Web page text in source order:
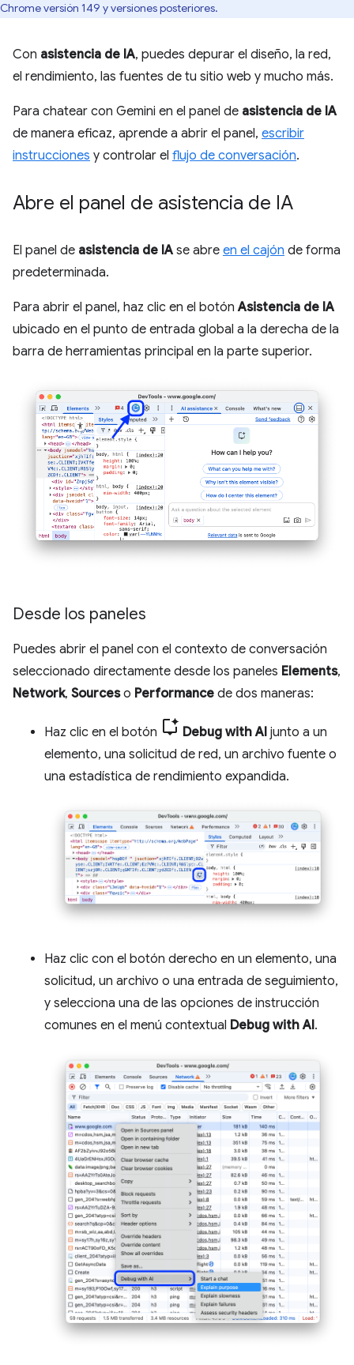
Chrome versión 149 y versiones posteriores.
Con asistencia de IA, puedes depurar el diseño, la red,
el rendimiento, las fuentes de tu sitio web y mucho más.
Para chatear con Gemini en el panel de asistencia de IA
de manera eficaz, aprende a abrir el panel, escribir
instrucciones y controlar el flujo de conversación.
Abre el panel de asistencia de IA
El panel de asistencia de IA se abre en el cajón de forma
predeterminada.
Para abrir el panel, haz clic en el botónAsistencia de IA
ubicado en el punto de entrada global a la derecha de la
barra de herramientas principal en la parte superior.
Desde los paneles
Puedes abrir el panel con el contexto de conversación
seleccionado directamente desde los paneles Elements,
Network, Sourceso Performance de dos maneras:
Haz clic en el botón Debug with AI junto a un
elemento, una solicitud de red, un archivo fuente o
una estadística de rendimiento expandida.
Haz clic con el botón derecho en un elemento, una
solicitud, un archivo o una entrada de seguimiento,
y selecciona una de las opciones de instrucción
comunes en el menú contextual Debug with AI.